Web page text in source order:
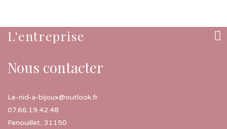
L’entreprise
Nous contacter
Le-nid-a-bijoux@outlook.fr
07.66.19.42.48
Fenouillet, 31150